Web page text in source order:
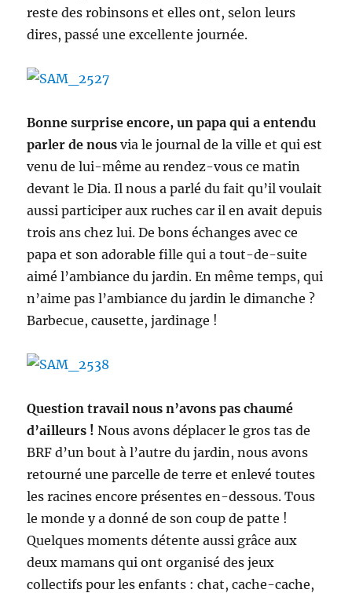
reste des robinsons et elles ont, selon leurs
dires, passé une excellente journée.
Bonne surprise encore, un papa qui a entendu
parler de nous via le journal de la ville et qui est
venu de lui-même au rendez-vous ce matin
devant le Dia. Il nous a parlé du fait qu’il voulait
aussi participer aux ruches car il en avait depuis
trois ans chez lui. De bons échanges avec ce
papa et son adorable fille qui a tout-de-suite
aimé l’ambiance du jardin. En même temps, qui
n’aime pas l’ambiance du jardin le dimanche ?
Barbecue, causette, jardinage !
Question travail nous n’avons pas chaumé
d’ailleurs ! Nous avons déplacer le gros tas de
BRF d’un bout à l’autre du jardin, nous avons
retourné une parcelle de terre et enlevé toutes
les racines encore présentes en-dessous. Tous
le monde y a donné de son coup de patte !
Quelques moments détente aussi grâce aux
deux mamans qui ont organisé des jeux
collectifs pour les enfants : chat, cache-cache,